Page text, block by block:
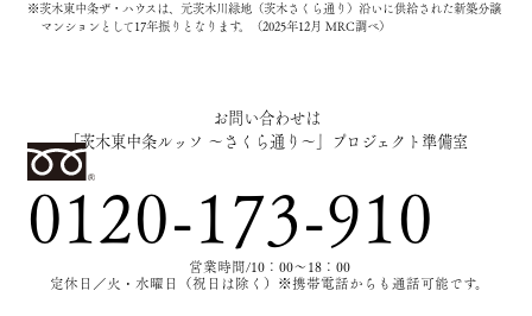
※茨木東中条ザ・ハウスは、元茨木川緑地（茨木さくら通り）沿いに供給された新築分譲
マンションとして17年振りとなります。（2025年12月 MRC調べ）
お問い合わせは
「茨木東中条ルッソ ～さくら通り～」プロジェクト準備室
0120-173-910
営業時間/10：00～18：00
定休日／火・水曜日（祝日は除く） ※携帯電話からも通話可能です。